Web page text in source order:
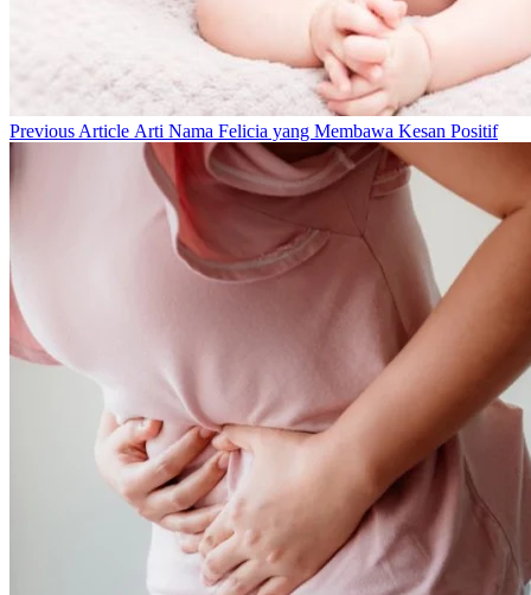
Previous Article Previous
Post:
Arti Nama Felicia yang Membawa Kesan Positif